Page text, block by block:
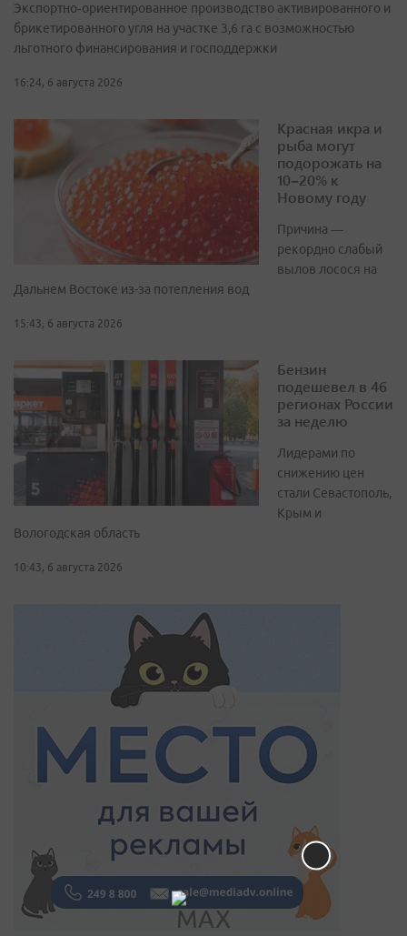
Экспортно‑ориентированное производство активированного и
брикетированного угля на участке 3,6 га с возможностью
льготного финансирования и господдержки
16:24, 6 августа 2026
Красная икра и
рыба могут
подорожать на
10–20% к
Новому году
Причина —
рекордно слабый
вылов лосося на
Дальнем Востоке из-за потепления вод
15:43, 6 августа 2026
Бензин
подешевел в 46
регионах России
за неделю
Лидерами по
снижению цен
стали Севастополь,
Крым и
Вологодская область
10:43, 6 августа 2026